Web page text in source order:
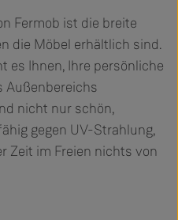
Fermob ist die breite
die Möbel erhältlich sind.
es Ihnen, Ihre persönliche
Außenbereichs
nicht nur schön,
gegen UV-Strahlung,
Zeit im Freien nichts von